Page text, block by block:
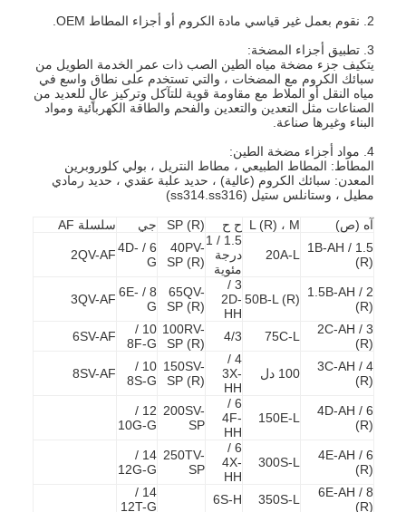
2. نقوم بعمل غير قياسي مادة الكروم أو أجزاء المطاط OEM.
3. تطبيق أجزاء المضخة:
يتكيف جزء مضخة مياه الطين الصب ذات عمر الخدمة الطويل من
سبائك الكروم مع المضخات ، والتي تستخدم على نطاق واسع في
مياه النقل أو الملاط مع مقاومة قوية للتآكل وتركيز عالٍ للعديد من
الصناعات مثل التعدين والتعدين والفحم والطاقة الكهربائية ومواد
البناء وغيرها صناعة.
4. مواد أجزاء مضخة الطين:
المطاط: المطاط الطبيعي ، مطاط النتريل ، بولي كلوروبرين
المعدن: سبائك الكروم (عالية) ، حديد علبة عقدي ، حديد رمادي
مطيل ، وستانلس ستيل (ss314.ss316)
آه (ص) L (R) ، M ح ح SP (R) جي
سلسلة AF
1.5 / 1B-AH
(R)
20A-L
1.5 / 1
درجة
مئوية
40PV-
SP (R)
6 / 4D-
G
2QV-AF
2 / 1.5B-AH
(R)
50B-L (R)
3 /
2D-
HH
65QV-
SP (R)
8 / 6E-
G
3QV-AF
3 / 2C-AH
(R)
75C-L
4/3
100RV-
SP (R)
10 /
8F-G
6SV-AF
4 / 3C-AH
(R)
100 دل
4 /
3X-
HH
150SV-
SP (R)
10 /
8S-G
8SV-AF
6 / 4D-AH
(R)
150E-L
6 /
4F-
HH
200SV-
SP
12 /
10G-G
6 / 4E-AH
(R)
300S-L
6 /
4X-
HH
250TV-
SP
14 /
12G-G
8 / 6E-AH
(R)
350S-L
6S-H
14 /
12T-G